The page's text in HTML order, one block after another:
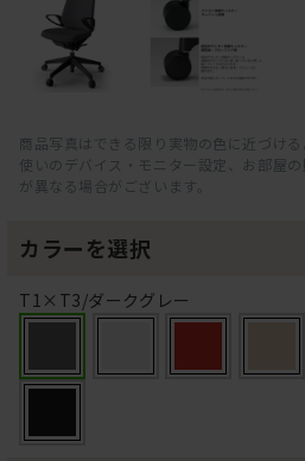
商品写真はできる限り実物の色に近づけ
使いのデバイス・モニター設定、お部屋
が異なる場合がございます。
カラーを選択
T1×T3/ダークグレー